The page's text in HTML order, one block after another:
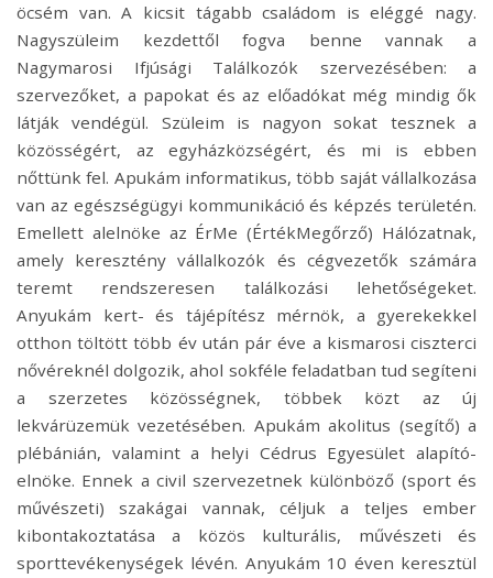
öcsém van. A kicsit tágabb családom is eléggé nagy.
Nagyszüleim kezdettől fogva benne vannak a
Nagymarosi Ifjúsági Találkozók szervezésében: a
szervezőket, a papokat és az előadókat még mindig ők
látják vendégül. Szüleim is nagyon sokat tesznek a
közösségért, az egyházközségért, és mi is ebben
nőttünk fel. Apukám informatikus, több saját vállalkozása
van az egészségügyi kommunikáció és képzés területén.
Emellett alelnöke az ÉrMe (ÉrtékMegőrző) Hálózatnak,
amely keresztény vállalkozók és cégvezetők számára
teremt rendszeresen találkozási lehetőségeket.
Anyukám kert- és tájépítész mérnök, a gyerekekkel
otthon töltött több év után pár éve a kismarosi ciszterci
nővéreknél dolgozik, ahol sokféle feladatban tud segíteni
a szerzetes közösségnek, többek közt az új
lekvárüzemük vezetésében. Apukám akolitus (segítő) a
plébánián, valamint a helyi Cédrus Egyesület alapító-
elnöke. Ennek a civil szervezetnek különböző (sport és
művészeti) szakágai vannak, céljuk a teljes ember
kibontakoztatása a közös kulturális, művészeti és
sporttevékenységek lévén. Anyukám 10 éven keresztül